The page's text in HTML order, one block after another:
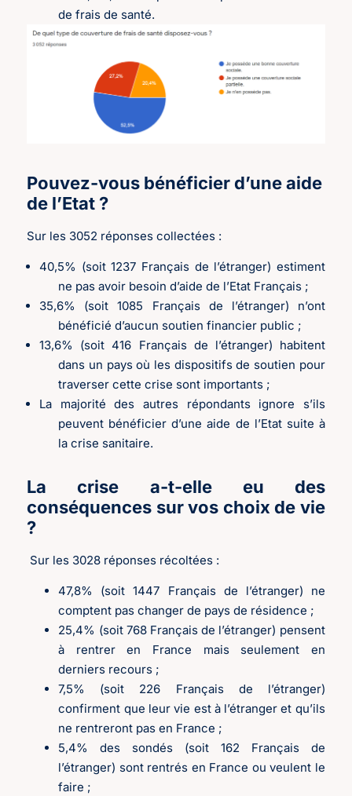
de frais de santé.
Pouvez-vous bénéficier d’une aide
de l’Etat ?
Sur les 3052 réponses collectées :
40,5% (soit 1237 Français de l’étranger) estiment
ne pas avoir besoin d’aide de l’Etat Français ;
35,6% (soit 1085 Français de l’étranger) n’ont
bénéficié d’aucun soutien financier public ;
13,6% (soit 416 Français de l’étranger) habitent
dans un pays où les dispositifs de soutien pour
traverser cette crise sont importants ;
La majorité des autres répondants ignore s’ils
peuvent bénéficier d’une aide de l’Etat suite à
la crise sanitaire.
La crise a-t-elle eu des
conséquences sur vos choix de vie
?
Sur les 3028 réponses récoltées :
47,8% (soit 1447 Français de l’étranger) ne
comptent pas changer de pays de résidence ;
25,4% (soit 768 Français de l’étranger) pensent
à rentrer en France mais seulement en
derniers recours ;
7,5% (soit 226 Français de l’étranger)
confirment que leur vie est à l’étranger et qu’ils
ne rentreront pas en France ;
5,4% des sondés (soit 162 Français de
l’étranger) sont rentrés en France ou veulent le
faire ;